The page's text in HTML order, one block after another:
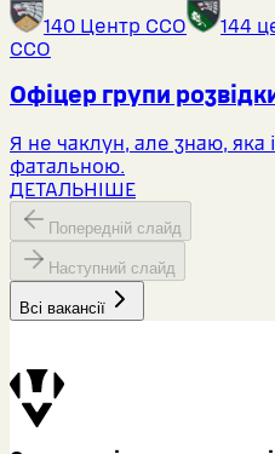
140 Центр ССО
144
ССО
Офіцер групи
Я не чаклун, але знаю, яка
фатальною.
ДЕТАЛЬНІШЕ
Попередній слайд
Наступний слайд
Всі вакансії